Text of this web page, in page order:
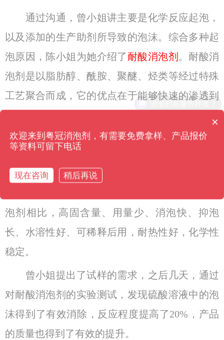
通过沟通，曾小姐讲主要是化学反应起泡，
以及添加的生产助剂所导致的泡沫。综合多种起
泡原因，陈小姐为她介绍了 耐酸消泡剂 。耐酸消
泡剂是以脂肪醇、酰胺、聚醚、烃类等经过特殊
工艺聚合而成，它的优点在于能够快速的渗透到
性剂产生的顽固型泡沫，它在强碱、高温下能稳
定消泡。它改变了硅类消泡剂残留硅斑的缺点，
在油墨、造纸涂布，化工，污水处理，中高温喷
泡剂相比，高固含量、用量少、消泡快、抑泡
长、水溶性好、可稀释后用，耐热性好，化学性
稳定。
曾小姐提出了试样的需求，之后几天，通过
对耐酸消泡剂的实验测试，发现硫酸溶液中的泡
沫得到了有效消除，反应程度提高了20%，产品
的质量也得到了有效的提升。
你们是怎么收费的呢？
×
欢迎来到粤冠消泡剂，有需要免费拿样、产品报价
等资料可留下电话
现在咨询 稍后再说